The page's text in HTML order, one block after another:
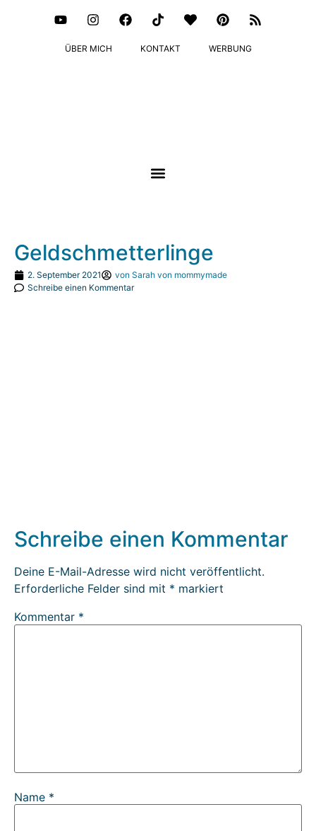
ÜBER MICH KONTAKT WERBUNG
Geldschmetterlinge
2. September 2021 von Sarah von mommymade
Schreibe einen Kommentar
Schreibe einen Kommentar
Deine E-Mail-Adresse wird nicht veröffentlicht.
Erforderliche Felder sind mit * markiert
Kommentar *
Name *